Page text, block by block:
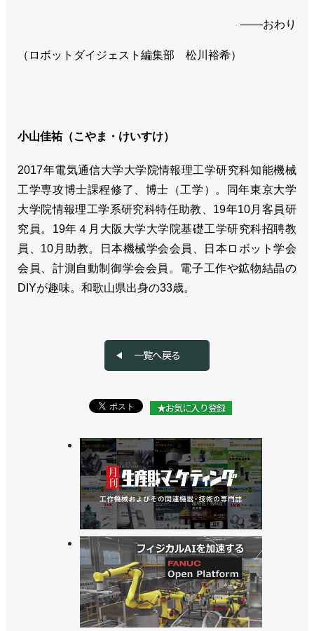
――おわり
（ロボットダイジェスト編集部 松川裕希）
小山佳祐（こやま・けいすけ）
2017年電気通信大学大学院情報理工学研究科知能機械
工学専攻博士課程修了、博士（工学）。同年東京大学
大学院情報理工学系研究科特任助教、19年10月客員研
究員。19年４月大阪大学大学院基礎工学研究科招聘教
員、10月助教。日本機械学会会員、日本ロボット学会
会員、計測自動制御学会会員。電子工作や鉱物結晶の
DIYが趣味。和歌山県出身の33歳。
一覧へ戻る
★お気に入り登録